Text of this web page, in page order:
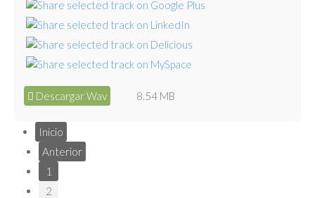
Descargar Wav 8.54 MB
Inicio
Anterior
1
2